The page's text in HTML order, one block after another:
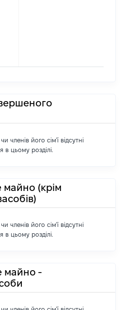
членів його сім'ї відсутні
в цьому розділі.
майно (крім
членів його сім'ї відсутні
в цьому розділі.
майно -